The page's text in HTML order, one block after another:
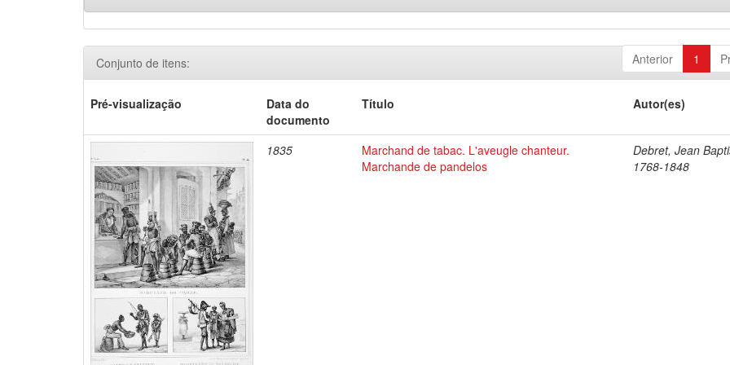
Anterior 1
Conjunto de itens:
Pré-visualização
Data do
documento
Título Autor(es)
1835
Marchand de tabac. L'aveugle chanteur.
Marchande de pandelos
Debret, Jean
1768-1848